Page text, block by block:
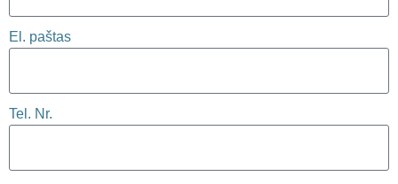
El. paštas
Tel. Nr.